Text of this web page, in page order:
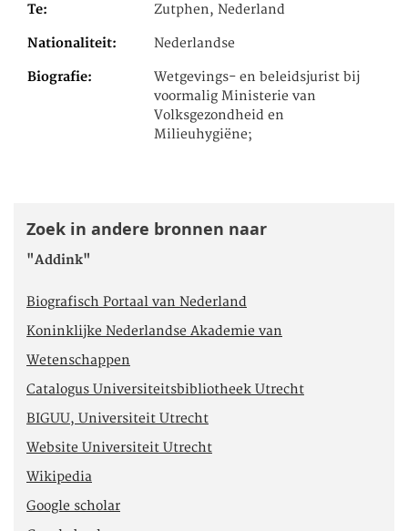
Te Zutphen, Nederland
Nationaliteit Nederlandse
Biografie
Wetgevings- en beleidsjurist bij
voormalig Ministerie van
Volksgezondheid en
Milieuhygiëne;
Zoek in andere bronnen naar
"Addink"
Biografisch Portaal van Nederland
Koninklijke Nederlandse Akademie van
Wetenschappen
Catalogus Universiteitsbibliotheek Utrecht
BIGUU, Universiteit Utrecht
Website Universiteit Utrecht
Wikipedia
Google scholar